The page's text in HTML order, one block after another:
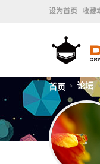
设为首页 收藏
首页 > 论坛